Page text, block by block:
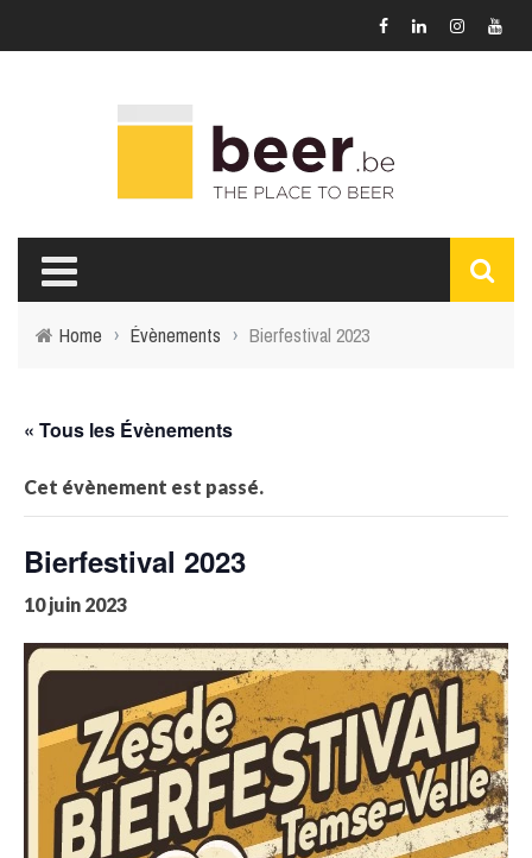
Home › Évènements › Bierfestival 2023
« Tous les Évènements
Cet évènement est passé.
Bierfestival 2023
10 juin 2023